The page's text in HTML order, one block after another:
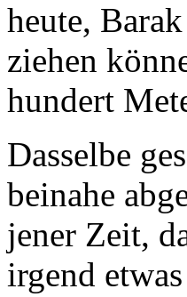
heute,
ziehen
hundert
Dasselbe
beinahe
jener Zeit,
irgend